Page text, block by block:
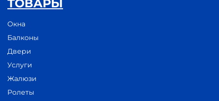
ТОВАРЫ
Окна
Балконы
Двери
Услуги
Жалюзи
Ролеты